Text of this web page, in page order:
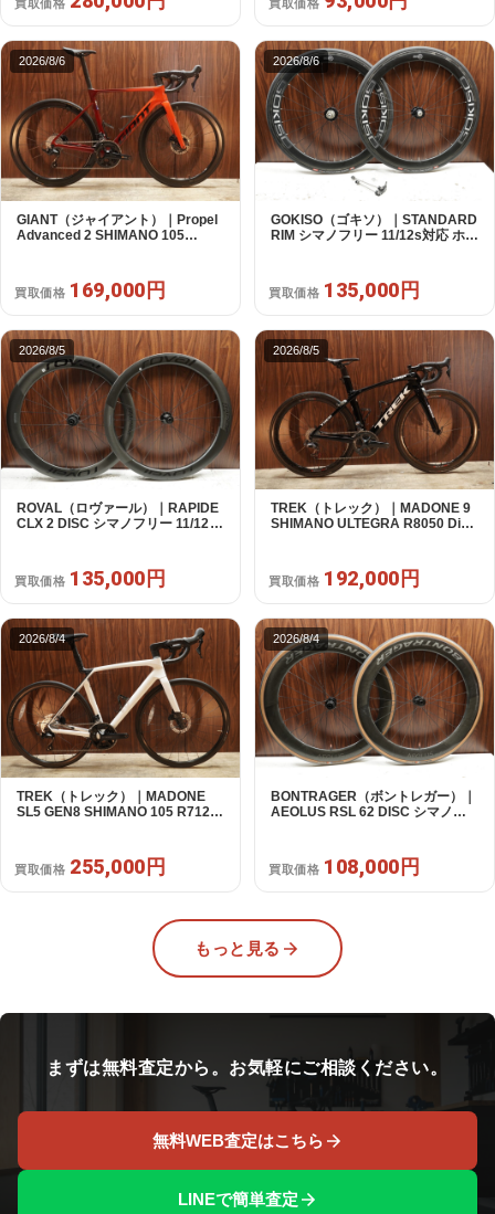
買取価格 買取価格
2026/8/6
GIANT（ジャイアント）｜Propel
Advanced 2 SHIMANO 105
買取価格 169,000円
2026/8/6
GOKISO（ゴキソ）｜STANDARD
RIM シマノフリー 11/12s対応 ホイ
買取価格 135,000円
2026/8/5
ROVAL（ロヴァール）｜RAPIDE
CLX 2 DISC シマノフリー 11/12s
買取価格 135,000円
2026/8/5
TREK（トレック）｜MADONE 9
SHIMANO ULTEGRA R8050 Di2
買取価格 192,000円
2026/8/4
TREK（トレック）｜MADONE
SL5 GEN8 SHIMANO 105 R7120
買取価格 255,000円
2026/8/4
BONTRAGER（ボントレガー）｜
AEOLUS RSL 62 DISC シマノフ
買取価格 108,000円
もっと見る
まずは無料査定から。お気軽にご相談ください。
無料WEB査定はこちら
LINEで簡単査定